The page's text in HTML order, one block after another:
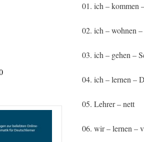
01. ich – kommen
02. ich – wohnen
03. ich – gehen –
04. ich – lernen –
05. Lehrer – nett
06. wir – lernen –